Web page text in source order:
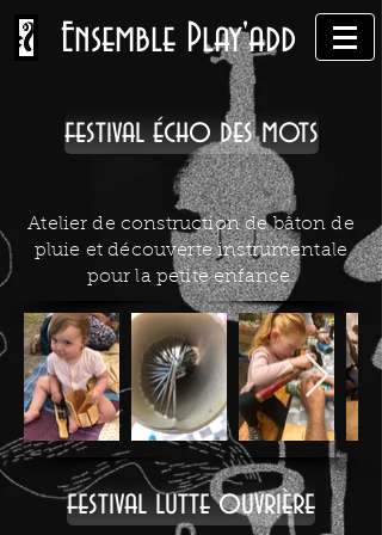
Ensemble Play'add
festival écho des mots
Atelier de construction de bâton de
pluie et découverte instrumentale
pour la petite enfance.
festival lutte ouvrière